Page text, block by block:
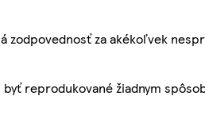
za akékoľvek
reprodukované žiadnym